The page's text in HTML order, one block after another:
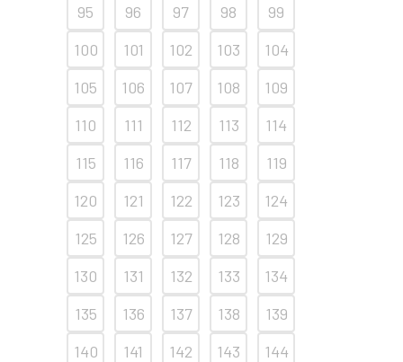
95
96 97 98
99
100
101 102 103
104
105
106 107 108
109
110
111 112 113
114
115
116 117 118
119
120
121 122 123
124
125
126 127 128
129
130
131 132 133
134
135
136 137 138
139
140
141 142 143
144